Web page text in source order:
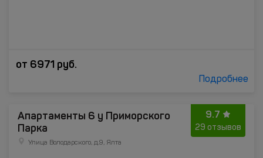
от 6971 руб.
Подробнее
9.7
29 отзывов
Апартаменты 6 у Приморского
Парка
Улица Володарского, д.9, Ялта